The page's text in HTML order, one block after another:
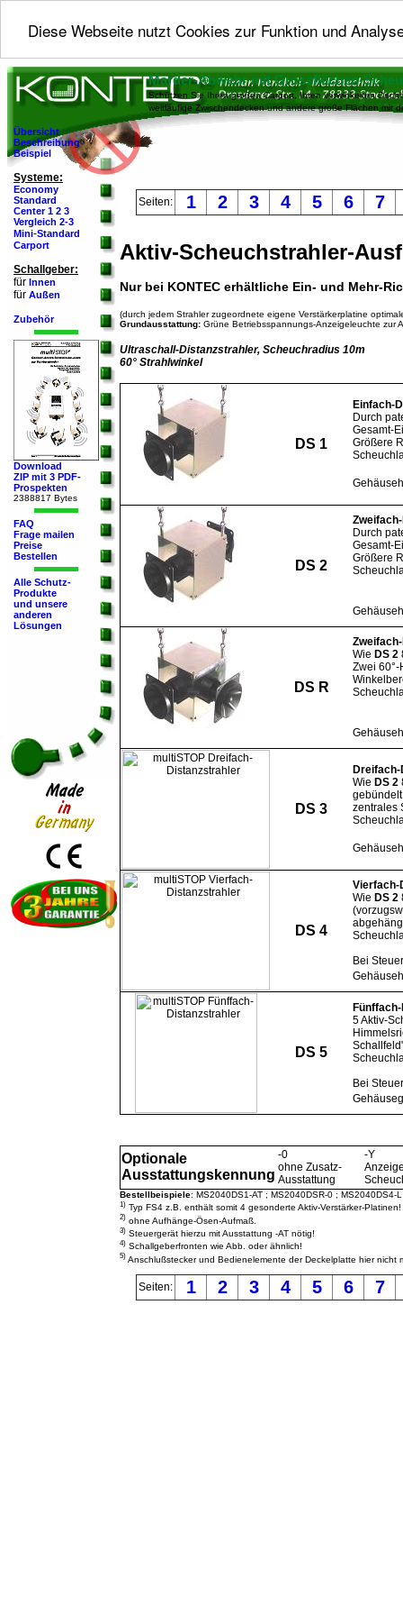
Diese Webseite nutzt Cookies zur Funktion und
Marder-Abwehr mit Grossflächen-
Schützen Sie Ihren großen Carport, Ihren verwinkelten
weitläufige Zwischendecken und andere große Flächen mit
Übersicht
Beschreibung
Beispiel
Systeme:
Economy
Standard
Center 1 2 3
Vergleich 2-3
Mini-Standard
Carport
Schallgeber:
für Innen
für Außen
Zubehör
Download
ZIP mit 3 PDF-
Prospekten
2388817 Bytes
FAQ
Frage mailen
Preise
Bestellen
Alle Schutz-
Produkte
und unsere
anderen
Lösungen
Seiten: 1 2 3 4 5 6 7
Aktiv-Scheuchstrahler-
Nur bei KONTEC erhältliche Ein- und Mehr-
(durch jedem Strahler zugeordnete eigene Verstärkerplatine
Grundausstattung: Grüne Betriebsspannungs-Anzeigeleuchte zur
Ultraschall-Distanzstrahler, Scheuchradius 10m
60° Strahlwinkel
DS 1
Einfach-
Durch
Gesamt-
Größere
DS 2
Durch
Gesamt-
Größere
DS R
Wie DS 2
Zwei
DS 3
Wie DS 2
zentrales
DS 4
Vierfach-
Wie DS 2
Bei
DS 5
5 Aktiv-
Bei
Optionale
Ausstattungskennung
-0
ohne Zusatz-
Ausstattung
-Y
Bestellbeispiele: MS2040DS1-AT ; MS2040DSR-0 ; MS2040DS4-
1) Typ FS4 z.B. enthält somit 4 gesonderte Aktiv-Verstärker-Platinen!
2) ohne Aufhänge-Ösen-Aufmaß.
3) Steuergerät hierzu mit Ausstattung -AT nötig!
4) Schallgeberfronten wie Abb. oder ähnlich!
5) Anschlußstecker und Bedienelemente der Deckelplatte hier nicht
Seiten: 1 2 3 4 5 6 7